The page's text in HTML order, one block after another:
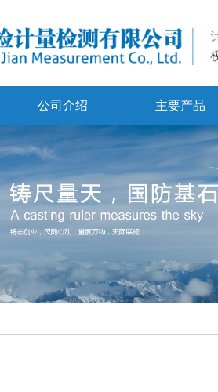
公司介绍 主要产品